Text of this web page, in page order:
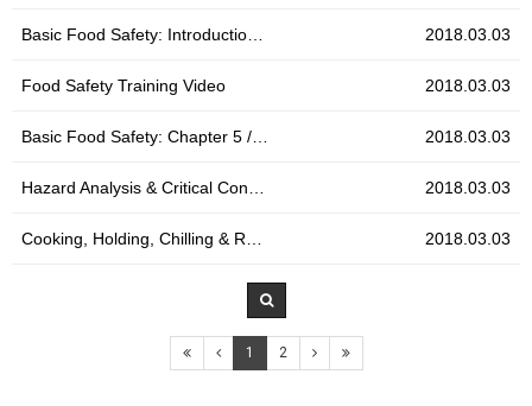
2018.03.03
Basic Food Safety: Introductio…
2018.03.03
Food Safety Training Video
2018.03.03
Basic Food Safety: Chapter 5 /…
2018.03.03
Hazard Analysis & Critical Con…
2018.03.03
Cooking, Holding, Chilling & R…
1 2